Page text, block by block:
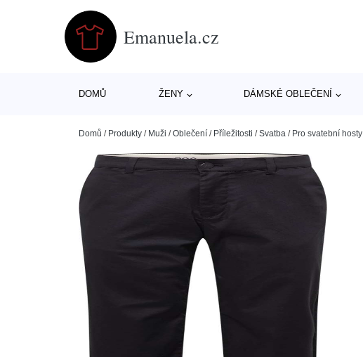
Emanuela.cz
DOMŮ ŽENY DÁMSKÉ OBLEČENÍ
Domů / Produkty / Muži /Oblečení / Příležitosti /Svatba / Pro svatební hosty